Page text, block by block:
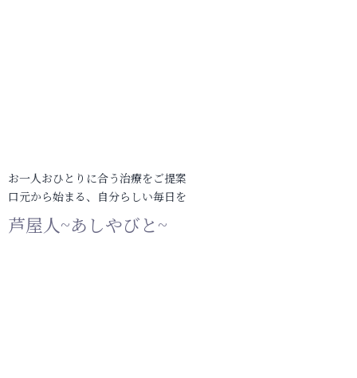
お一人おひとりに合う治療をご提案
口元から始まる、自分らしい毎日を
芦屋人~あしやびと~